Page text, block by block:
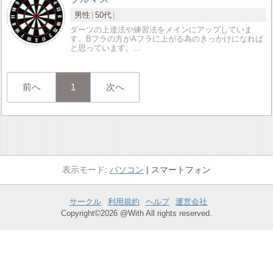
男性 50代
ダーツの上達法や練習法をメインにアップしていま
す。Bフラの方がAフラに上がる為のきっかけになれば
と思っています。…
前へ 1 次へ
パソコン スマートフォン
サークル 利用規約 ヘルプ
運営会社
Copyright©2026 @With All rights reserved.